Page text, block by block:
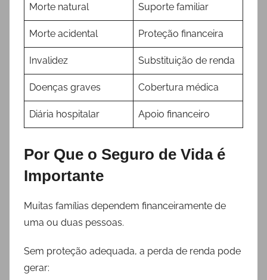
Morte natural Suporte familiar
Morte acidental Proteção financeira
Invalidez Substituição de renda
Doenças graves Cobertura médica
Diária hospitalar Apoio financeiro
Por Que o Seguro de Vida é
Importante
Muitas famílias dependem financeiramente de
uma ou duas pessoas.
Sem proteção adequada, a perda de renda pode
gerar: